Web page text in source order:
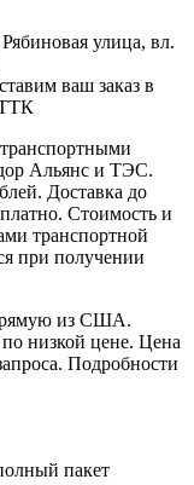
улица, вл.
ваш заказ в
Альянс и ТЭС.
Доставка до
Стоимость и
транспортной
при получении
из США.
низкой цене. Цена
Подробности
пакет